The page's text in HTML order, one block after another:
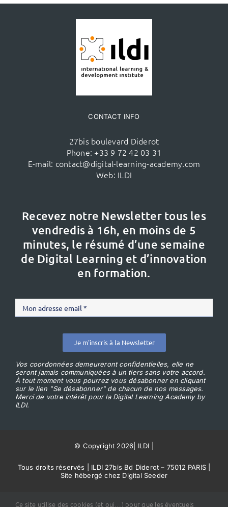
CONTACT INFO
27bis boulevard Diderot
Phone: +33 9 72 42 03 31
E-mail: contact@digital-learning-academy.com
Web: ILDI
Recevez notre Newsletter tous les
vendredis à 16h, en moins de 5
minutes, le résumé d’une semaine
de Digital Learning et d’innovation
en formation.
Je m'inscris à la Newsletter
Vos coordonnées demeureront confidentielles, elle ne
seront jamais communiquées à un tiers sans votre accord.
À tout moment vous pourrez vous désabonner en cliquant
sur le lien "Se désabonner" de chacun de nos messages.
Merci de votre intérêt pour la Digital Learning Academy by
ILDI.
© Copyright 2026 ILDI
Tous droits réservés | ILDI 27bis Bd Diderot – 75012 PARIS |
Site hébergé chez Digital Seeder
Ce site utilise des cookies (et oui…) pour que les éventuels